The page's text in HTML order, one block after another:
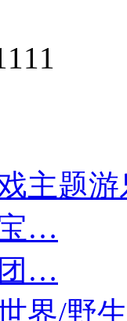
主题
…
团…
界/野